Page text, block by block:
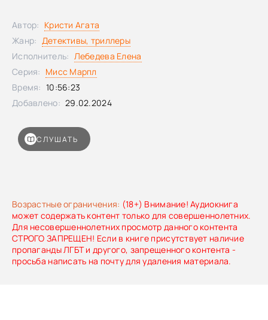
этому неприятному типу.
Возрастные ограничения: (18+) Внимание! Аудиокнига
может содержать контент только для совершеннолетних.
Для несовершеннолетних просмотр данного контента
СТРОГО ЗАПРЕЩЕН! Если в книге присутствует наличие
пропаганды ЛГБТ и другого, запрещенного контента -
просьба написать на почту для удаления материала.
СЛУШАТЬ
Автор: Кристи Агата
Жанр: Детективы, триллеры
Исполнитель: Лебедева Елена
Серия: Мисс Марпл
Время: 10:56:23
Добавлено: 29.02.2024